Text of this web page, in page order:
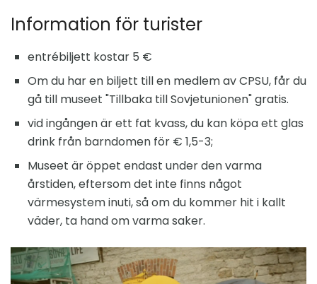
Information för turister
entrébiljett kostar 5 €
Om du har en biljett till en medlem av CPSU, får du
gå till museet "Tillbaka till Sovjetunionen" gratis.
vid ingången är ett fat kvass, du kan köpa ett glas
drink från barndomen för € 1,5-3;
Museet är öppet endast under den varma
årstiden, eftersom det inte finns något
värmesystem inuti, så om du kommer hit i kallt
väder, ta hand om varma saker.